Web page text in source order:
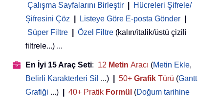
Çalışma Sayfalarını Birleştir
Hücreleri Şifrele/
Şifresini Çöz
Listeye Göre E-posta Gönder
Süper Filtre
Özel Filtre (kalın/italik/üstü çizili
filtrele...) ...
En İyi 15 Araç Seti: 12 Metin Aracı (Metin Ekle,
Belirli Karakterleri Sil ...) 50+ Grafik Türü (Gantt
Grafiği ...) 40+ Pratik Formül (Doğum tarihine